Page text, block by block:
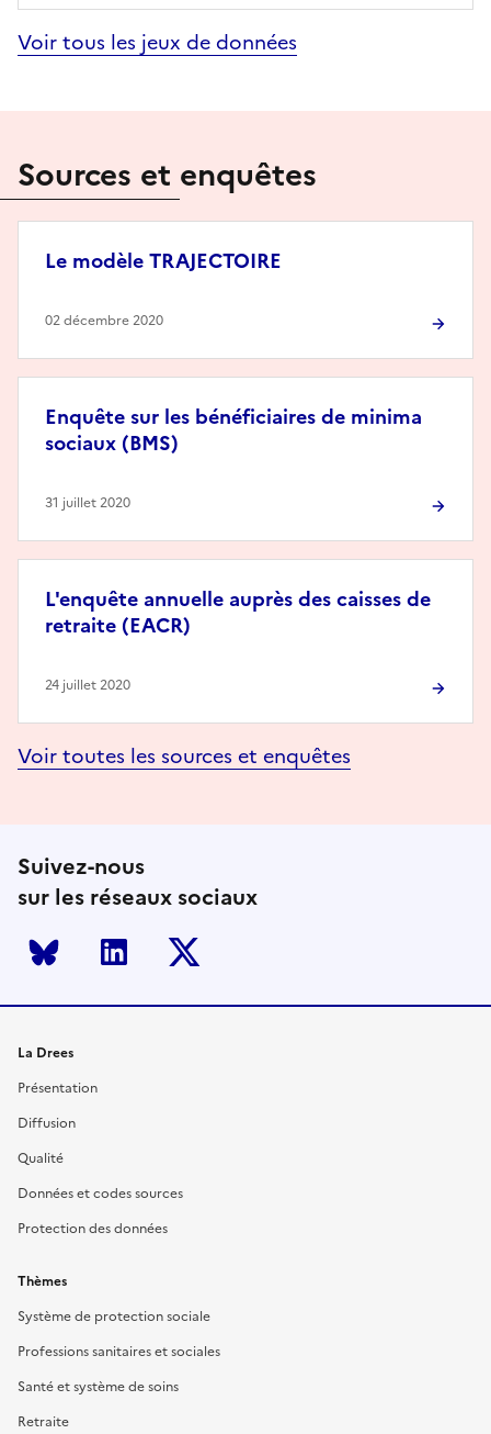
Voir tous les jeux de données
Sources et enquêtes
Le modèle TRAJECTOIRE
02 décembre 2020
Enquête sur les bénéficiaires de minima
sociaux (BMS)
31 juillet 2020
L'enquête annuelle auprès des caisses de
retraite (EACR)
24 juillet 2020
Voir toutes les sources et enquêtes
Suivez-nous
sur les réseaux sociaux
Bluesky LinkedIn
La Drees
Présentation
Diffusion
Qualité
Données et codes sources
Protection des données
Thèmes
Système de protection sociale
Professions sanitaires et sociales
Santé et système de soins
Retraite